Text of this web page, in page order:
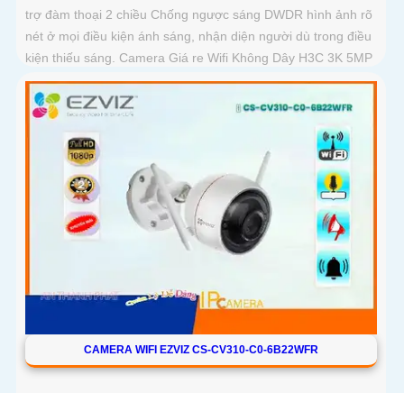
trợ đàm thoại 2 chiều Chống ngược sáng DWDR hình ảnh rõ
nét ở mọi điều kiện ánh sáng, nhận diện người dù trong điều
kiện thiếu sáng. Camera Giá re Wifi Không Dây H3C 3K 5MP
Color siêu sáng, đẹp
CAMERA WIFI EZVIZ CS-CV310-C0-6B22WFR